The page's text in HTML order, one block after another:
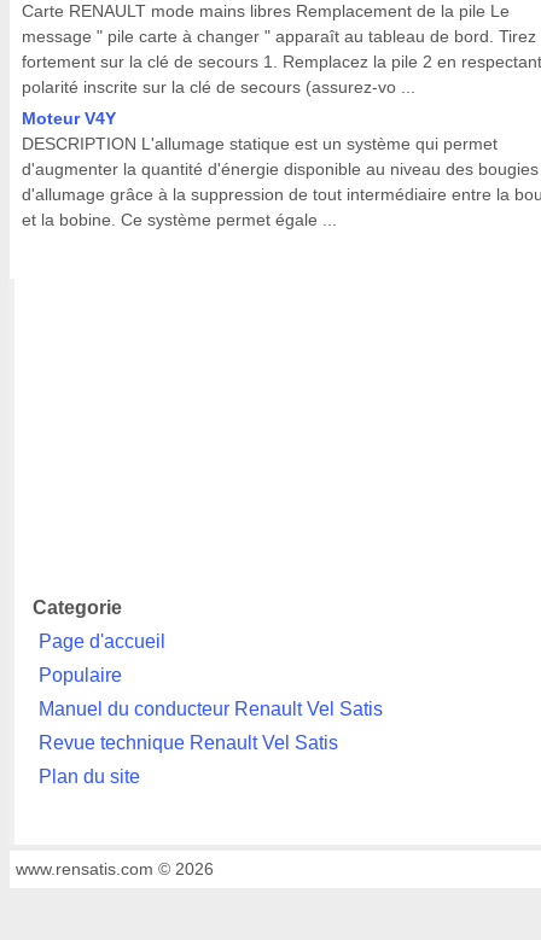
Carte RENAULT mode mains libres Remplacement de la pile Le
message " pile carte à changer " apparaît au tableau de bord. Tirez
fortement sur la clé de secours 1. Remplacez la pile 2 en
polarité inscrite sur la clé de secours (assurez-vo ...
Moteur V4Y
DESCRIPTION L'allumage statique est un système qui permet
d'augmenter la quantité d'énergie disponible au niveau des bougies
d'allumage grâce à la suppression de tout intermédiaire entre la
et la bobine. Ce système permet égale ...
Categorie
Page d'accueil
Populaire
Manuel du conducteur Renault Vel Satis
Revue technique Renault Vel Satis
Plan du site
www.rensatis.com © 2026